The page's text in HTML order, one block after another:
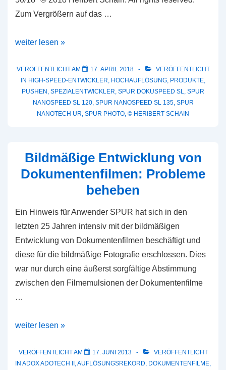
Zum Vergrößern auf das …
Neu:
Nanotech
UR
weiter lesen »
VERÖFFENTLICHT AM 17. APRIL 2018
VERÖFFENTLICHT
IN HIGH-SPEED-ENTWICKLER HOCHAUFLÖSUNG PRODUKTE
PUSHEN SPEZIALENTWICKLER SPUR DOKUSPEED SL
SPUR
NANOSPEED SL 120, SPUR NANOSPEED SL 135, SPUR
NANOTECH UR SPUR PHOTO © HERIBERT SCHAIN
Bildmäßige Entwicklung von
Dokumentenfilmen: Probleme
beheben
Ein Hinweis für Anwender SPUR hat sich in den
letzten 25 Jahren intensiv mit der bildmäßigen
Entwicklung von Dokumentenfilmen beschäftigt und
diese für die bildmäßige Fotografie erschlossen. Dies
war nur durch eine äußerst sorgfältige Abstimmung
zwischen den Filmemulsionen der Dokumentenfilme
…
Bildmäßige
von
Dokumentenfilmen:
weiter lesen »
VERÖFFENTLICHT AM 17. JUNI 2013
VERÖFFENTLICHT
IN ADOX ADOTECH II AUFLÖSUNGSREKORD DOKUMENTENFILME